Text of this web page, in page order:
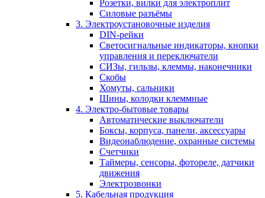
Розетки, вилки для электроплит
Силовые разъёмы
3. Электроустановочные изделия
DIN-рейки
Светосигнальные индикаторы, кнопки
управления и переключатели
СИЗы, гильзы, клеммы, наконечники
Скобы
Хомуты, сальники
Шины, колодки клеммные
4. Электро-бытовые товары
Автоматические выключатели
Боксы, корпуса, панели, аксессуары
Видеонаблюдение, охранные системы
Счетчики
Таймеры, сенсоры, фотореле, датчики
движения
Электрозвонки
5. Кабельная продукция